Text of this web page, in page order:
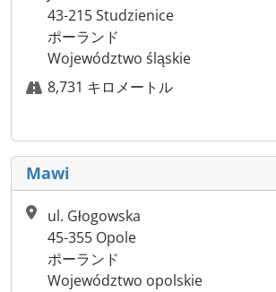
43-215 Studzienice
ポーランド
Województwo śląskie
8,731 キロメートル
Mawi
ul. Głogowska
45-355 Opole
ポーランド
Województwo opolskie